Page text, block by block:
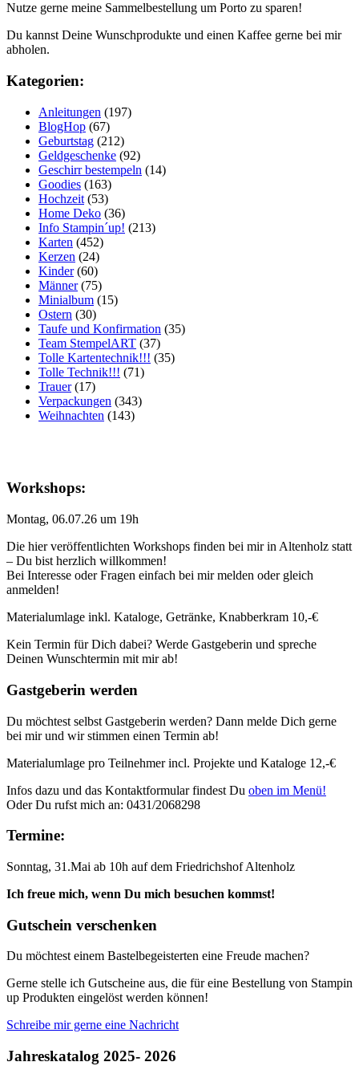
Nutze gerne meine Sammelbestellung um Porto zu sparen!
Du kannst Deine Wunschprodukte und einen Kaffee gerne bei mir
abholen.
Kategorien:
Anleitungen (197)
BlogHop (67)
Geburtstag (212)
Geldgeschenke (92)
Geschirr bestempeln (14)
Goodies (163)
Hochzeit (53)
Home Deko (36)
Info Stampin´up! (213)
Karten (452)
Kerzen (24)
Kinder(60)
Männer(75)
Minialbum (15)
Ostern (30)
Taufe und Konfirmation (35)
Team StempelART (37)
Tolle Kartentechnik!!! (35)
Tolle Technik!!! (71)
Trauer(17)
Verpackungen (343)
Weihnachten (143)
Workshops:
Montag, 06.07.26 um 19h
Die hier veröffentlichten Workshops finden bei mir in Altenholz statt
– Du bist herzlich willkommen!
Bei Interesse oder Fragen einfach bei mir melden oder gleich
anmelden!
Materialumlage inkl. Kataloge, Getränke, Knabberkram 10,-€
Kein Termin für Dich dabei? Werde Gastgeberin und spreche
Deinen Wunschtermin mit mir ab!
Gastgeberin werden
Du möchtest selbst Gastgeberin werden? Dann melde Dich gerne
bei mir und wir stimmen einen Termin ab!
Materialumlage pro Teilnehmer incl. Projekte und Kataloge 12,-€
Infos dazu und das Kontaktformular findest Du oben im Menü!
Oder Du rufst mich an: 0431/2068298
Termine:
Sonntag, 31.Mai ab 10h auf dem Friedrichshof Altenholz
Ich freue mich, wenn Du mich besuchen kommst!
Gutschein verschenken
Du möchtest einem Bastelbegeisterten eine Freude machen?
Gerne stelle ich Gutscheine aus, die für eine Bestellung von Stampin
up Produkten eingelöst werden können!
Schreibe mir gerne eine Nachricht
Jahreskatalog 2025- 2026